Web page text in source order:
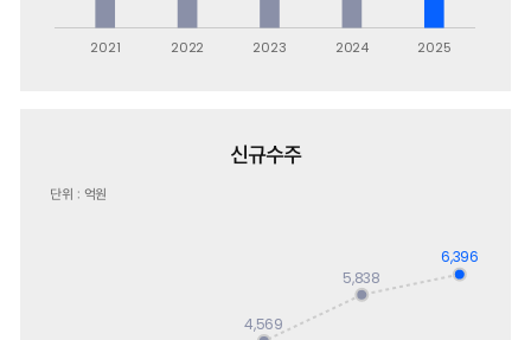
신규수주
단위 : 억원